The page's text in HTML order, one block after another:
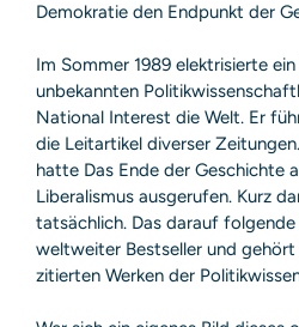
Demokratie den Endpunkt der
Im Sommer 1989 elektrisierte
unbekannten
National Interest die Welt. Er
die Leitartikel diverser
hatte Das Ende der Geschichte
Liberalismus ausgerufen. Kurz
tatsächlich. Das darauf folgende
weltweiter Bestseller und
zitierten Werken der